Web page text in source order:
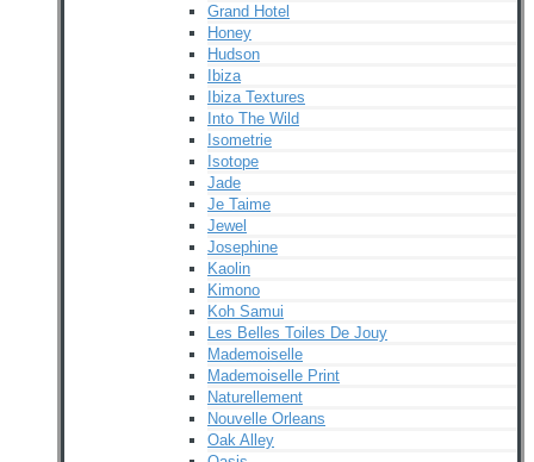
Grand Hotel
Honey
Hudson
Ibiza
Ibiza Textures
Into The Wild
Isometrie
Isotope
Jade
Je Taime
Jewel
Josephine
Kaolin
Kimono
Koh Samui
Les Belles Toiles De Jouy
Mademoiselle
Mademoiselle Print
Naturellement
Nouvelle Orleans
Oak Alley